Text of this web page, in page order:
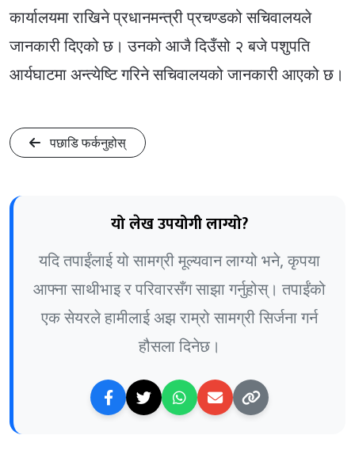
कार्यालयमा राखिने प्रधानमन्त्री प्रचण्डको सचिवालयले
जानकारी दिएको छ। उनको आजै दिउँसो २ बजे पशुपति
आर्यघाटमा अन्त्येष्टि गरिने सचिवालयको जानकारी आएको छ।
पछाडि फर्कनुहोस्
यो लेख उपयोगी लाग्यो?
यदि तपाईंलाई यो सामग्री मूल्यवान लाग्यो भने, कृपया
आफ्ना साथीभाइ र परिवारसँग साझा गर्नुहोस्। तपाईंको
एक सेयरले हामीलाई अझ राम्रो सामग्री सिर्जना गर्न
हौसला दिनेछ।